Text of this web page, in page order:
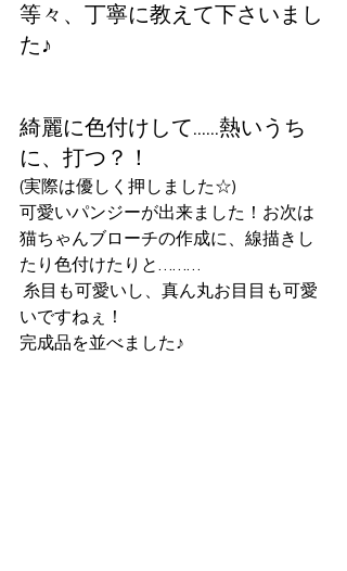
等々、丁寧に教えて下さいまし
た♪
綺麗に色付けして……熱いうち
に、打つ？！
(実際は優しく押しました☆)
可愛いパンジーが出来ました！お次は
猫ちゃんブローチの作成に、線描きし
たり色付けたりと………
いですねぇ！
完成品を並べました♪